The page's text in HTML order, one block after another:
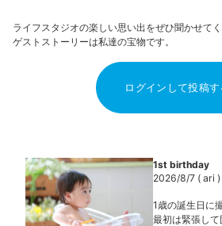
ライフスタジオの楽しい思い出をぜひ聞かせてく
ゲストストーリーは私達の宝物です。
ログインして投稿す
1st birthday
2026/8/7 ( ari )
1歳の誕生日に
最初は緊張し